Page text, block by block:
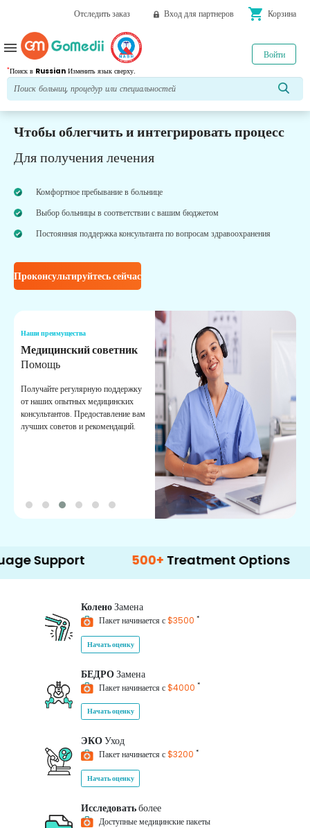
Отследить заказ Вход для партнеров shopping_cart Корзина
*Поиск в Russian Изменить язык сверху.
Войти
menu
Чтобы облегчить и интегрировать процесс
Для получения лечения
Комфортное пребывание в больнице
Выбор больницы в соответствии с вашим бюджетом
Постоянная поддержка консультанта по вопросам здравоохранения
Проконсультируйтесь сейчас
Наши преимущества
Медицинский советник
Помощь
Получайте регулярную поддержку
от наших опытных медицинских
консультантов. Предоставление вам
лучших советов и рекомендаций.
Treatment Options
КоленоЗамена
Пакет начинается с$3500 *
Начать оценку
БЕДРОЗамена
Пакет начинается с$4000 *
Начать оценку
ЭКОУход
Пакет начинается с$3200 *
Начать оценку
Исследоватьболее
Доступные медицинские пакеты